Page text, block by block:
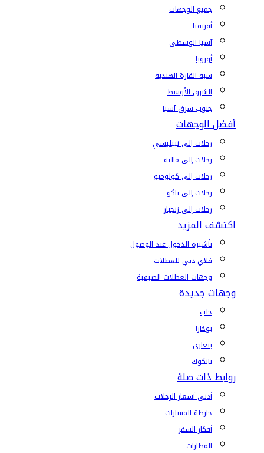
جميع الوجهات
أفريقيا
آسيا الوسطى
أوروبا
شبه القارة الهندية
الشرق الأوسط
جنوب شرق آسيا
أفضل الوجهات
رحلات إلى تبيليسي
رحلات إلى ماليه
رحلات إلى كولومبو
رحلات إلى باكو
رحلات إلى زنجبار
اكتشف المزيد
تأشيرة الدخول عند الوصول
فلاي دبي للعطلات
وجهات العطلات الصيفية
وجهات جديدة
حلب
بوخارا
بنغازي
بانكوك
روابط ذات صلة
أدنى أسعار الرحلات
خارطة المسارات
أفكار السفر
المطارات